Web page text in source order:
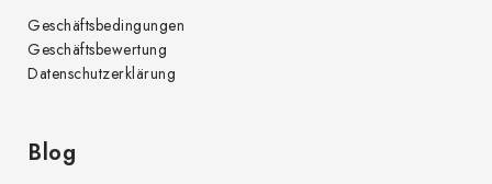
Geschäftsbedingungen
Geschäftsbewertung
Datenschutzerklärung
Blog